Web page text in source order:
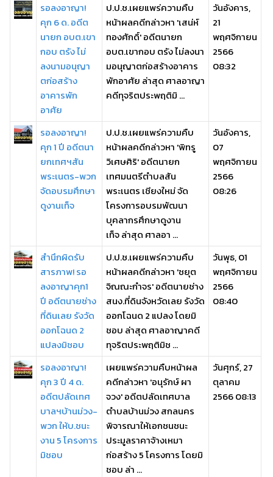
รอลงอาญา!
คุก 6 ด. อดีต
นายก อบต.เขา
กอบ ตรัง ไม่
ลงนามอนุญา
ตก่อสร้าง
อาคารพัก
อาศัย
ป.ป.ช.เผยแพร่ความคืบ
หน้าผลคดีกล่าวหา 'เสน่ห์
ทองศักดิ์' อดีตนายก
อบต.เขากอบ ตรัง ไม่ลงนา
มอนุญาตก่อสร้างอาคาร
พักอาศัย ล่าสุด ศาลอาญา
คดีทุจริตประพฤติมิ ...
วันอังคาร,
21
พฤศจิกายน
2566
08:32
รอลงอาญา!
คุก 1 ปี อดีตนา
ยกเทศฯสัน
พระเนตร-พวก
จัดอบรมศึกษา
ดูงานเท็จ
ป.ป.ช.เผยแพร่ความคืบ
หน้าผลคดีกล่าวหา 'พิทรู
วิเศษศิริ' อดีตนายก
เทศมนตรีตำบลสัน
พระเนตร เชียงใหม่ จัด
โครงการอบรมพัฒนา
บุคลากรศึกษาดูงาน
เท็จ ล่าสุด ศาลอา ...
วันอังคาร,
07
พฤศจิกายน
2566
08:26
สำนึกผิดรับ
สารภาพ! รอ
ลงอาญาคุก1
ปี อดีตนายช่าง
ที่ดินเลย รังวัด
ออกโฉนด 2
แปลงมิชอบ
ป.ป.ช.เผยแพร่ความคืบ
หน้าผลคดีกล่าวหา 'ชยุต
จิณณะกำจร' อดีตนายช่าง
สนง.ที่ดินจังหวัดเลย รังวัด
ออกโฉนด 2 แปลง โดยมิ
ชอบ ล่าสุด ศาลอาญาคดี
ทุจริตประพฤติมิช ...
วันพุธ, 01
พฤศจิกายน
2566
08:40
รอลงอาญา!
คุก 3 ปี 4 ด.
อดีตปลัดเทศ
บาลฯบ้านม่วง-
พวก ให้บ.ชนะ
งาน 5 โครงการ
มิชอบ
เผยแพร่ความคืบหน้าผล
คดีกล่าวหา 'อนุรักษ์ ผา
จวง' อดีตปลัดเทศบาล
ตำบลบ้านม่วง สกลนคร
พิจารณาให้เอกชนชนะ
ประมูลราคาจ้างเหมา
ก่อสร้าง 5 โครงการ โดยมิ
ชอบ ล่า ...
วันศุกร์, 27
ตุลาคม
2566 08:13